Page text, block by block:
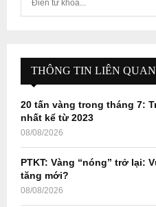
f
r
THÔNG TIN LIÊN QUAN
20 tấn vàng trong tháng 7:
nhất kể từ 2023
08/08/2026
PTKT: Vàng “nóng” trở lại:
tăng mới?
08/08/2026